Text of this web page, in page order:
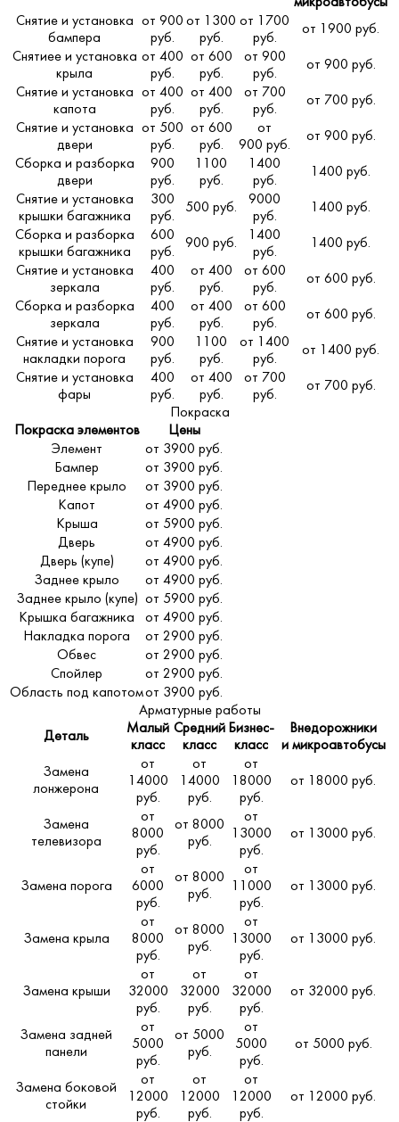
Снятие и установка
бампера
от 900
руб.
от 1300
руб.
от 1700
руб.
от 1900 руб.
Снятиее и установка
крыла
от 400
руб.
от 600
руб.
от 900
руб.
от 900 руб.
Снятие и установка
капота
от 400
руб.
от 400
руб.
от 700
руб.
от 700 руб.
Снятие и установка
двери
от 500
руб.
от 600
руб.
от
900 руб.
от 900 руб.
Сборка и разборка
двери
900
руб.
1100
руб.
1400
руб.
1400 руб.
Снятие и установка
крышки багажника
300
руб.
500 руб.
9000
руб.
1400 руб.
Сборка и разборка
крышки багажника
600
руб.
900 руб.
1400
руб.
1400 руб.
Снятие и установка
зеркала
400
руб.
от 400
руб.
от 600
руб.
от 600 руб.
Сборка и разборка
зеркала
400
руб.
от 400
руб.
от 600
руб.
от 600 руб.
Снятие и установка
накладки порога
900
руб.
1100
руб.
от 1400
руб.
от 1400 руб.
Снятие и установка
фары
400
руб.
от 400
руб.
от 700
руб.
от 700 руб.
Покраска
Покраска элементов
Цены
Элемент
от 3900 руб.
Бампер
от 3900 руб.
Переднее крыло
от 3900 руб.
Капот
от 4900 руб.
Крыша
от 5900 руб.
Дверь
от 4900 руб.
Дверь (купе)
от 4900 руб.
Заднее крыло
от 4900 руб.
Заднее крыло (купе) от 5900 руб.
Крышка багажника
от 4900 руб.
Накладка порога
от 2900 руб.
Обвес
от 2900 руб.
Спойлер
от 2900 руб.
Область под капотомот 3900 руб.
Арматурные работы
Деталь
Малый
класс
Средний
класс
Бизнес-
класс
Внедорожники
и микроавтобусы
Замена
лонжерона
от
14000
руб.
от
14000
руб.
от
18000
руб.
от 18000 руб.
Замена
телевизора
от
8000
руб.
от 8000
руб.
от
13000
руб.
от 13000 руб.
Замена порога
от
6000
руб.
от 8000
руб.
от
11000
руб.
от 13000 руб.
Замена крыла
от
8000
руб.
от 8000
руб.
от
13000
руб.
от 13000 руб.
Замена крыши
от
32000
руб.
от
32000
руб.
от
32000
руб.
от 32000 руб.
Замена задней
панели
от
5000
руб.
от 5000
руб.
от
5000
руб.
от 5000 руб.
Замена боковой
стойки
от
12000
руб.
от
12000
руб.
от
12000
руб.
от 12000 руб.